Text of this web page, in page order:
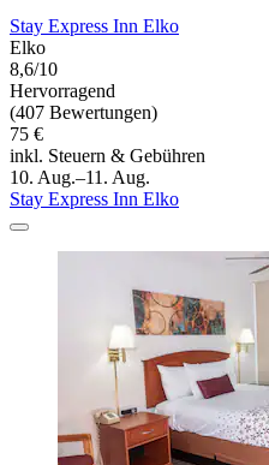
Stay Express Inn Elko
Elko
8,6/10
Hervorragend
(407 Bewertungen)
75 €
inkl. Steuern & Gebühren
10. Aug.–11. Aug.
Stay Express Inn Elko